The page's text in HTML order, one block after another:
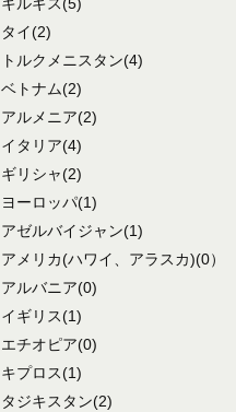
タイ(2)
トルクメニスタン(4)
ベトナム(2)
アルメニア(2)
イタリア(4)
ギリシャ(2)
ヨーロッパ(1)
アゼルバイジャン(1)
アメリカ(ハワイ、アラスカ)(0）
アルバニア(0)
イギリス(1)
エチオピア(0)
キプロス(1)
タジキスタン(2)